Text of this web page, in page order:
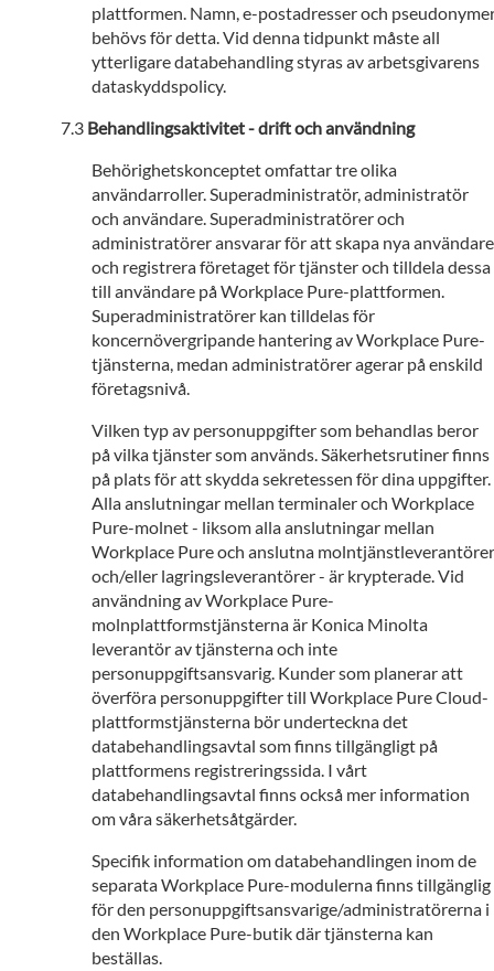
plattformen. Namn, e-postadresser och
behövs för detta. Vid denna tidpunkt måste all
ytterligare databehandling styras av arbetsgivarens
dataskyddspolicy.
Behandlingsaktivitet - drift och användning
Behörighetskonceptet omfattar tre olika
användarroller. Superadministratör, administratör
och användare. Superadministratörer och
administratörer ansvarar för att skapa nya användare
och registrera företaget för tjänster och tilldela dessa
till användare på Workplace Pure-plattformen.
Superadministratörer kan tilldelas för
koncernövergripande hantering av Workplace Pure-
tjänsterna, medan administratörer agerar på enskild
företagsnivå.
Vilken typ av personuppgifter som behandlas beror
på vilka tjänster som används. Säkerhetsrutiner finns
på plats för att skydda sekretessen för dina uppgifter.
Alla anslutningar mellan terminaler och Workplace
Pure-molnet - liksom alla anslutningar mellan
Workplace Pure och anslutna molntjänstleverantörer
och/eller lagringsleverantörer - är krypterade. Vid
användning av Workplace Pure-
molnplattformstjänsterna är Konica Minolta
leverantör av tjänsterna och inte
personuppgiftsansvarig. Kunder som planerar att
överföra personuppgifter till Workplace Pure Cloud-
plattformstjänsterna bör underteckna det
databehandlingsavtal som finns tillgängligt på
plattformens registreringssida. I vårt
databehandlingsavtal finns också mer information
om våra säkerhetsåtgärder.
Specifik information om databehandlingen inom de
separata Workplace Pure-modulerna finns tillgänglig
för den personuppgiftsansvarige/administratörerna i
den Workplace Pure-butik där tjänsterna kan
beställas.